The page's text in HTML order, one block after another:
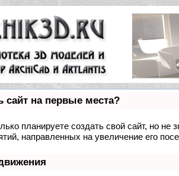
сайт на первые места?
планируете создать свой сайт, но не
направленных на увеличение его